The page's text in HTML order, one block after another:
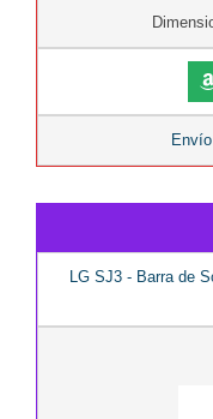
LG SJ3 - Barra de